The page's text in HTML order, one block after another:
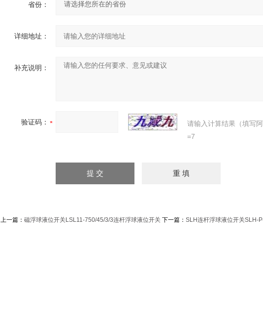
省份：
详细地址：
补充说明：
验证码：
请输入计算结果（填写
=7
上一篇： 磁浮球液位开关LSL11-750/45/3/3连杆浮球液位开关 下一篇： SLH连杆浮球液位开关SLH-